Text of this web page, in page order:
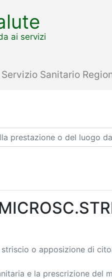
ai servizi
Servizio Sanitario
o apposizione di
e la prescrizione del